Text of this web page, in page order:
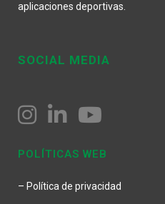
aplicaciones deportivas.
SOCIAL MEDIA
POLÍTICAS WEB
– Política de privacidad